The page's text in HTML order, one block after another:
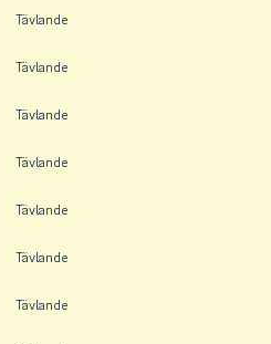
Tävlande
Tävlande
Tävlande
Tävlande
Tävlande
Tävlande
Tävlande